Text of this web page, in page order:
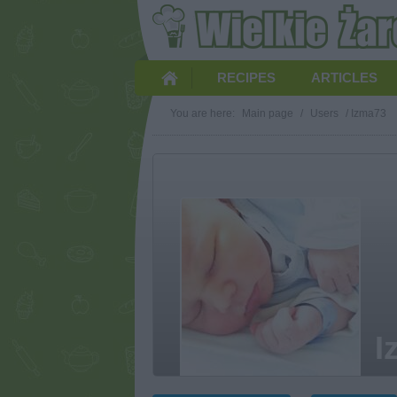
RECIPES ARTICLES
You are here: Main page / Users / Izma73